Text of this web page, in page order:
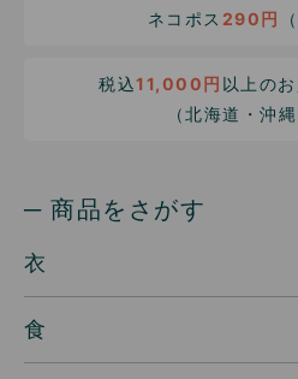
ネコポス 290円
税込11,000円 以上の
（北海道・沖
─ 商品をさがす
衣
食